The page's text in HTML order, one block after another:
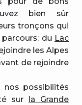
bien sûr
tronçons qui
du Lac
les Alpes
de rejoindre
nos possibilités
sur
la Grande